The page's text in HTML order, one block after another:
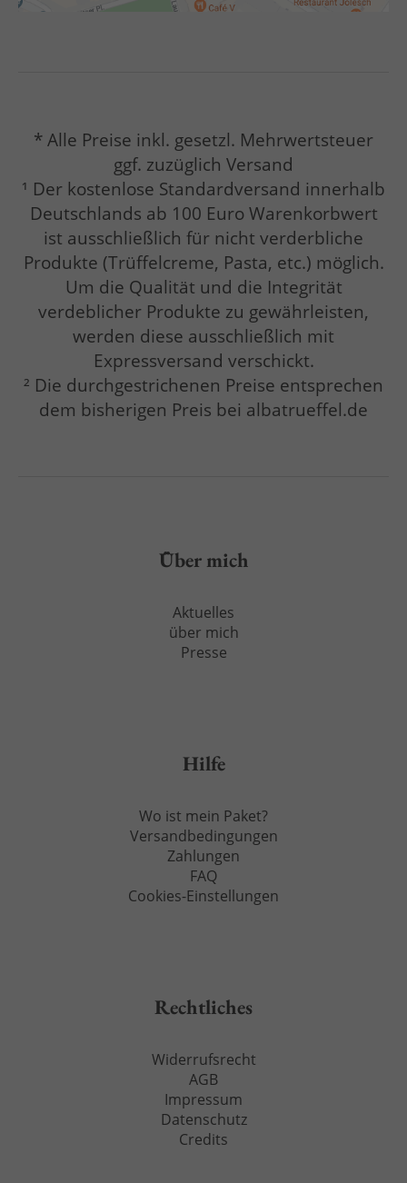
* Alle Preise inkl. gesetzl. Mehrwertsteuer
ggf. zuzüglich Versand
¹ Der kostenlose Standardversand innerhalb
Deutschlands ab 100 Euro Warenkorbwert
ist ausschließlich für nicht verderbliche
Produkte (Trüffelcreme, Pasta, etc.) möglich.
Um die Qualität und die Integrität
verdeblicher Produkte zu gewährleisten,
werden diese ausschließlich mit
Expressversand verschickt.
² Die durchgestrichenen Preise entsprechen
dem bisherigen Preis bei albatrueffel.de
Über mich
Aktuelles
über mich
Presse
Hilfe
Wo ist mein Paket?
Versandbedingungen
Zahlungen
FAQ
Cookies-Einstellungen
Rechtliches
Widerrufsrecht
AGB
Impressum
Datenschutz
Credits